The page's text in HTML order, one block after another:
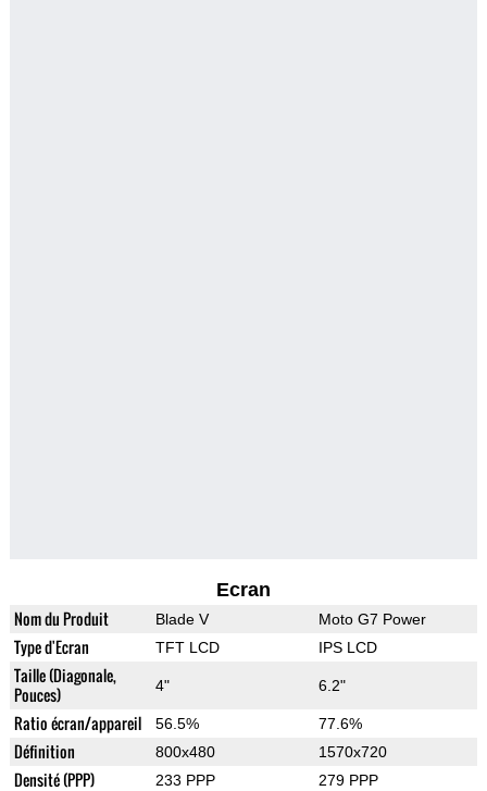
Ecran
Nom du Produit Blade V Moto G7 Power
Type d'Ecran TFT LCD IPS LCD
Taille (Diagonale,
Pouces)
4" 6.2"
Ratio écran/appareil 56.5% 77.6%
Définition 800x480 1570x720
Densité (PPP) 233 PPP 279 PPP